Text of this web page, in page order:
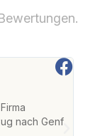
nach Genf